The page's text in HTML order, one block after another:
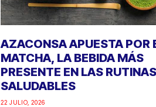
AZACONSA APUESTA POR
MATCHA, LA BEBIDA MÁS
PRESENTE EN LAS RUTINAS
SALUDABLES
22 JULIO, 2026